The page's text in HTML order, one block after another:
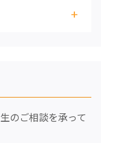
+
のご相談を承って